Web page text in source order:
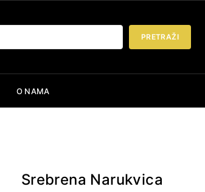
PRETRAŽI
O NAMA
Srebrena Narukvica